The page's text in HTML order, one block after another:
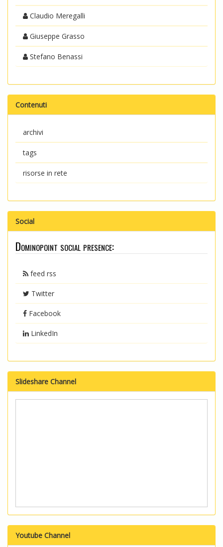
Claudio Meregalli
Giuseppe Grasso
Stefano Benassi
Contenuti
archivi
tags
risorse in rete
Social
Dominopoint social presence:
feed rss
Twitter
Facebook
LinkedIn
Slideshare Channel
Youtube Channel